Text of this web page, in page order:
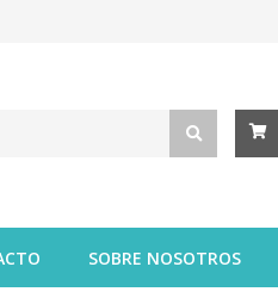
SOBRE NOSOTROS